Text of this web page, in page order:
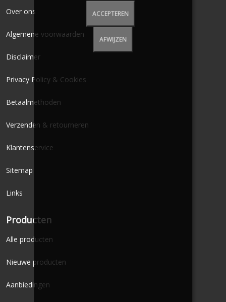
Over ons
Algemene voorwaarden
Disclaimer
Privacy Policy & Cookies
Betaalmethoden
Verzenden & retourneren
Klantenservice
Sitemap
Links
Producten
Alle producten
Nieuwe producten
Aanbiedingen
ACCEPTEREN
AFWIJZEN